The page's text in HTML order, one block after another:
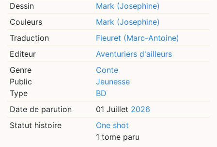
Dessin
Mark (Josephine)
Couleurs
Mark (Josephine)
Traduction
Fleuret (Marc-Antoine)
Editeur
Aventuriers d'ailleurs
Genre
Public
Type
Conte
Jeunesse
BD
Date de parution
01 Juillet 2026
Statut histoire
One shot
1 tome paru